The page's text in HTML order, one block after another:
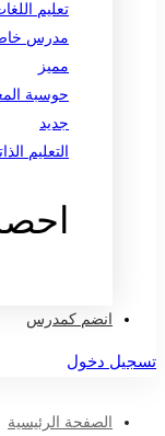
تعليم
مدرس
مميز
حوسبة
جديد
التعليم
انضم كمدرس
تسجيل دخول
الصفحة الرئيسية